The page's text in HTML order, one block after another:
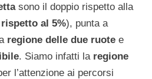
sono il doppio rispetto alla
rispetto al 5%), punta a
regione delle due ruote e
. Siamo infatti la regione
l’attenzione ai percorsi